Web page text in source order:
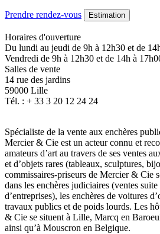
Prendre rendez-vous Estimation
Horaires d'ouverture
Du lundi au jeudi de 9h à 12h30 et de
Vendredi de 9h à 12h30 et de 14h à
Salles de vente
14 rue des jardins
59000 Lille
Tél. : + 33 3 20 12 24 24
Spécialiste de la vente aux enchères
Mercier & Cie est un acteur connu et
amateurs d’art au travers de ses ventes
et d’objets rares (tableaux, sculptures,
commissaires-priseurs de Mercier & Cie
dans les enchères judiciaires (ventes
d’entreprises), les enchères de voitures
travaux publics et de poids lourds. Les
& Cie se situent à Lille, Marcq en
ainsi qu’à Mouscron en Belgique.